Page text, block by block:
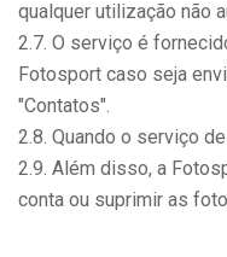
qualquer utilização não
2.7. O serviço é
Fotosport caso seja
"Contatos".
2.8. Quando o serviço
2.9. Além disso, a
conta ou suprimir as